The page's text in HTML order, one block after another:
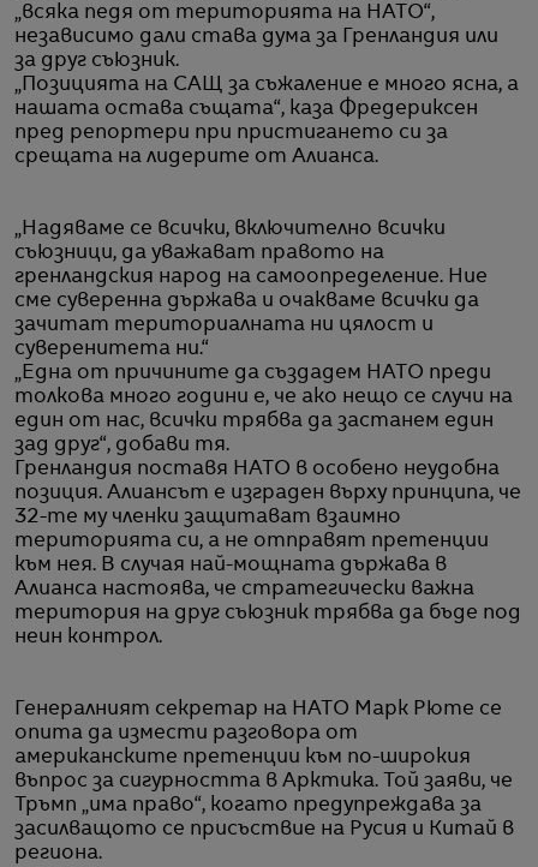
„всяка педя от територията на НАТО“,
независимо дали става дума за Гренландия или
за друг съюзник.
„Позицията на САЩ за съжаление е много ясна, а
нашата остава същата“, каза Фредериксен
пред репортери при пристигането си за
срещата на лидерите от Алианса.
„Надяваме се всички, включително всички
съюзници, да уважават правото на
гренландския народ на самоопределение. Ние
сме суверенна държава и очакваме всички да
зачитат териториалната ни цялост и
суверенитета ни.“
„Една от причините да създадем НАТО преди
толкова много години е, че ако нещо се случи на
един от нас, всички трябва да застанем един
зад друг“, добави тя.
Гренландия поставя НАТО в особено неудобна
позиция. Алиансът е изграден върху принципа, че
32-те му членки защитават взаимно
територията си, а не отправят претенции
към нея. В случая най-мощната държава в
Алианса настоява, че стратегически важна
територия на друг съюзник трябва да бъде под
неин контрол.
Генералният секретар на НАТО Марк Рюте се
опита да измести разговора от
американските претенции към по-широкия
въпрос за сигурността в Арктика. Той заяви, че
Тръмп „има право“, когато предупреждава за
засилващото се присъствие на Русия и Китай в
региона.